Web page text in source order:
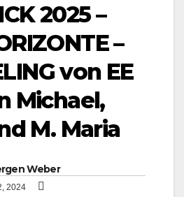
2025 –
–
von EE
Michael,
M. Maria
Weber
2024